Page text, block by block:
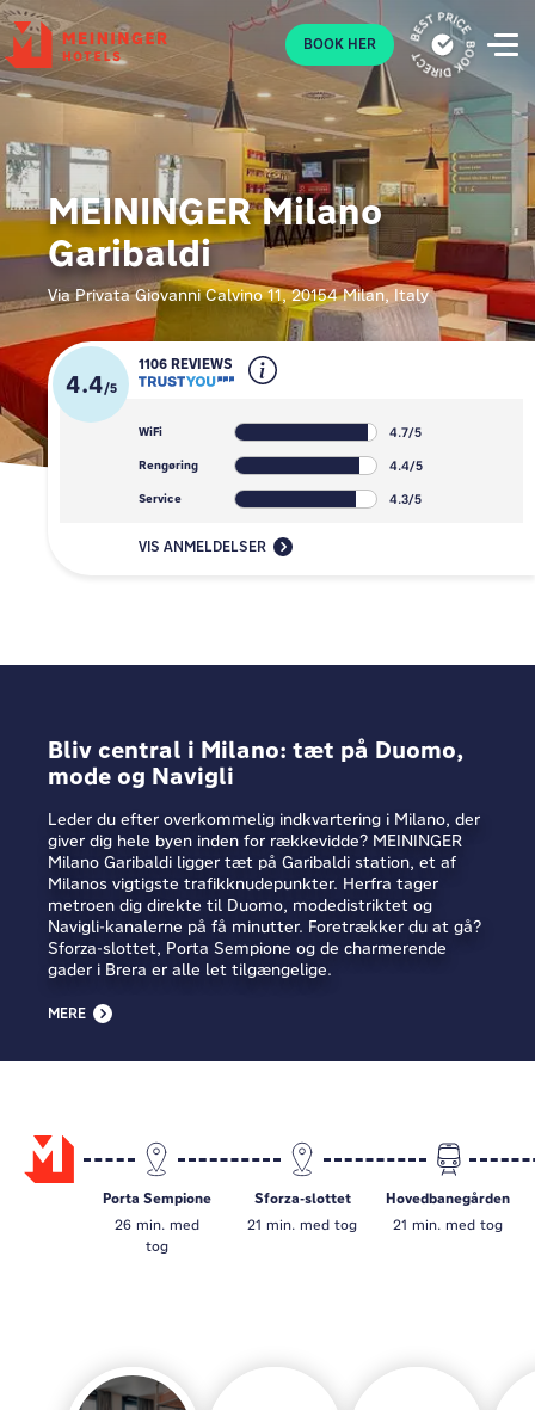
P BOOK HER
MEININGER Milano
Garibaldi
Via Privata Giovanni Calvino 11, 20154 Milan, Italy
4.4/5
1106 REVIEWS
WiFi 4.7/5
Rengøring 4.4/5
Service 4.3/5
VIS ANMELDELSER
Bliv central i Milano: tæt på Duomo,
mode og Navigli
Leder du efter overkommelig indkvartering i Milano, der
giver dig hele byen inden for rækkevidde? MEININGER
Milano Garibaldi ligger tæt på Garibaldi station, et af
Milanos vigtigste trafikknudepunkter. Herfra tager
metroen dig direkte til Duomo, modedistriktet og
Navigli-kanalerne på få minutter. Foretrækker du at gå?
Sforza-slottet, Porta Sempione og de charmerende
gader i Brera er alle let tilgængelige.
MERE
Porta Sempione
26 min. med
tog
Sforza-slottet
21 min. med tog
Hovedbanegården
21 min. med tog